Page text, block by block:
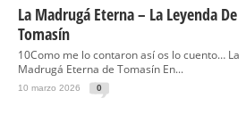
La Madrugá Eterna – La Leyenda De
Tomasín
10Como me lo contaron así os lo cuento… La
Madrugá Eterna de Tomasín En...
10 marzo 2026 0